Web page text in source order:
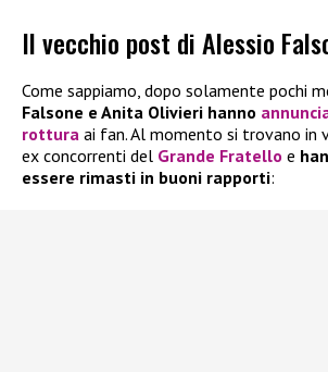
Il vecchio post di Alessio
Come sappiamo, dopo solamente pochi
Falsone e Anita Olivieri hanno
rottura ai fan. Al momento si trovano in
ex concorrenti del Grande Fratello e
essere rimasti in buoni rapporti: